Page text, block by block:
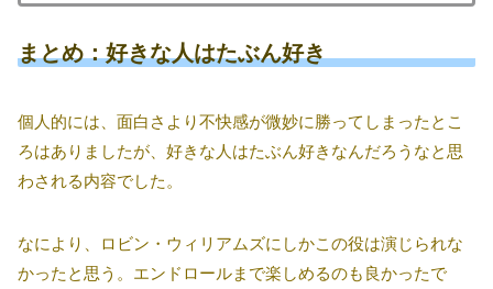
まとめ：好きな人はたぶん好き
個人的には、面白さより不快感が微妙に勝ってしまったとこ
ろはありましたが、好きな人はたぶん好きなんだろうなと思
わされる内容でした。
なにより、ロビン・ウィリアムズにしかこの役は演じられな
かったと思う。エンドロールまで楽しめるのも良かったで